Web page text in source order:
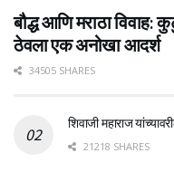
बौद्ध आणि मराठा विवाह:
ठेवला एक अनोखा आदर्श
34505 SHARES
शिवाजी महाराज
21218 SHARES